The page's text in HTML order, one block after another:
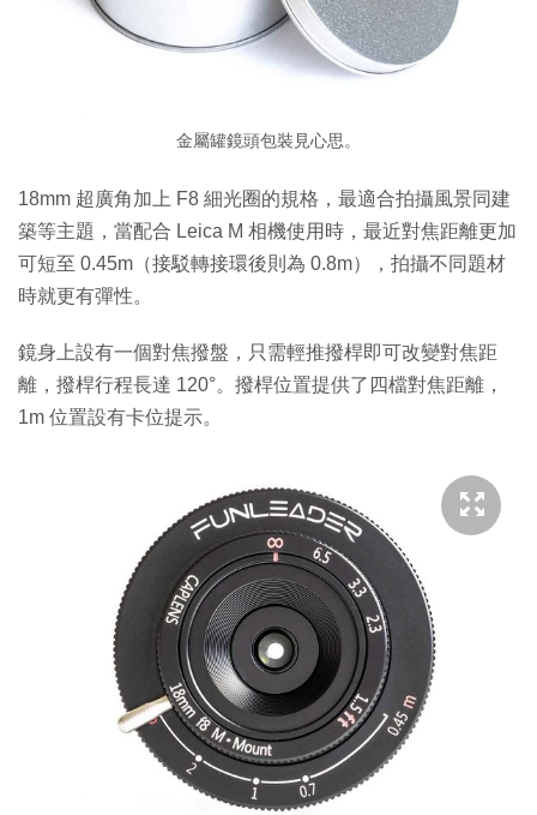
金屬罐鏡頭包裝見心思。
18mm 超廣角加上 F8 細光圈的規格，最適合拍攝風景同建
築等主題，當配合 Leica M 相機使用時，最近對焦距離更加
可短至 0.45m（接駁轉接環後則為 0.8m），拍攝不同題材
時就更有彈性。
鏡身上設有一個對焦撥盤，只需輕推撥桿即可改變對焦距
離，撥桿行程長達 120°。撥桿位置提供了四檔對焦距離，
1m 位置設有卡位提示。